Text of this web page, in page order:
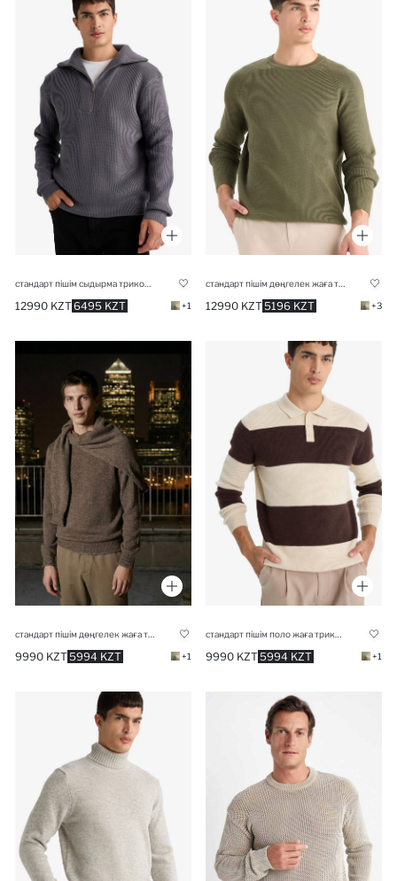
6495 KZT
12990 KZT +1 5196 KZT
12990 KZT +3
5994 KZT
9990 KZT +1 5994 KZT
9990 KZT +1